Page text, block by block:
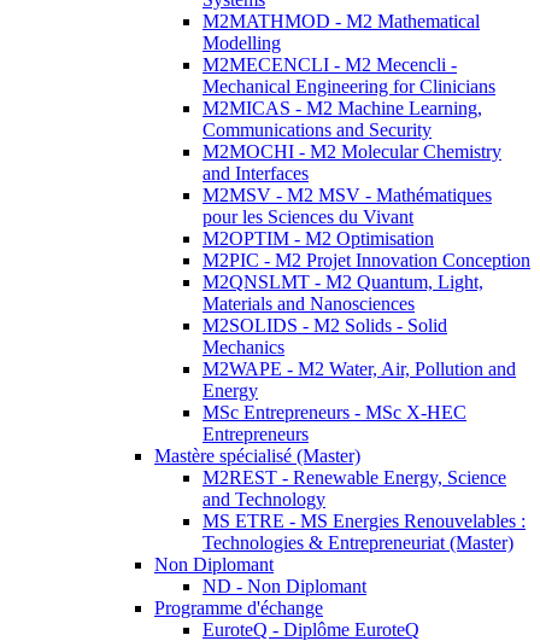
M2MATHMOD - M2 Mathematical
Modelling
M2MECENCLI - M2 Mecencli -
Mechanical Engineering for Clinicians
M2MICAS - M2 Machine Learning,
Communications and Security
M2MOCHI - M2 Molecular Chemistry
and Interfaces
M2MSV - M2 MSV - Mathématiques
pour les Sciences du Vivant
M2OPTIM - M2 Optimisation
M2PIC - M2 Projet Innovation Conception
M2QNSLMT - M2 Quantum, Light,
Materials and Nanosciences
M2SOLIDS - M2 Solids - Solid
Mechanics
M2WAPE - M2 Water, Air, Pollution and
Energy
MSc Entrepreneurs - MSc X-HEC
Entrepreneurs
Mastère spécialisé (Master)
M2REST - Renewable Energy, Science
and Technology
MS ETRE - MS Energies Renouvelables :
Technologies & Entrepreneuriat (Master)
Non Diplomant
ND - Non Diplomant
Programme d'échange
EuroteQ - Diplôme EuroteQ